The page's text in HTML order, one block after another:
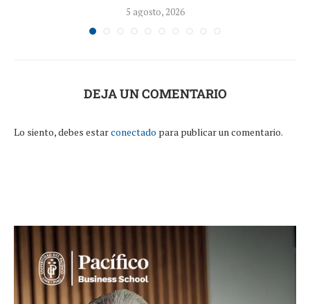
5 agosto, 2026
DEJA UN COMENTARIO
Lo siento, debes estarconectado para publicar un comentario.